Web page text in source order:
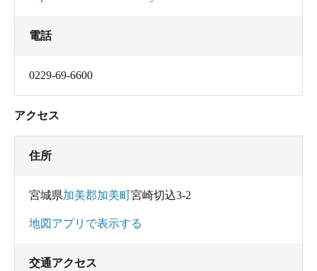
電話
0229-69-6600
アクセス
住所
宮城県加美郡加美町宮崎切込3-2
地図アプリで表示する
交通アクセス